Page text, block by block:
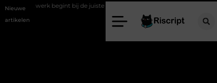
Nieuwe
artikelen
bij de juiste stretch werkbroek